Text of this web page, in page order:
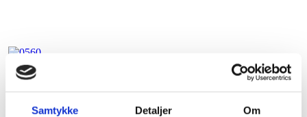
Samtykke Detaljer Om